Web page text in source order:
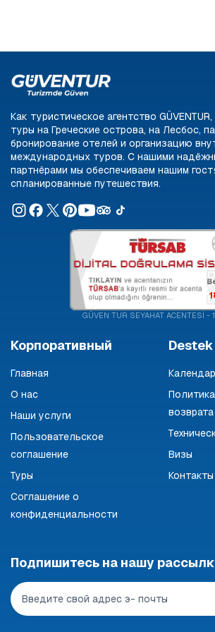
Как туристическое агентство
туры на Греческие острова, на Лесбос,
бронирование отелей и организацию
международных туров. С нашими
партнёрами мы обеспечиваем нашим
спланированные путешествия.
GÜVEN TUR SEYAHAT ACENTESİ -
Корпоративный
Главная
О нас
Наши услуги
Пользовательское
соглашение
Туры
Соглашение о
конфиденциальности
Destek
возврата
Визы
Контакты
Подпишитесь на нашу